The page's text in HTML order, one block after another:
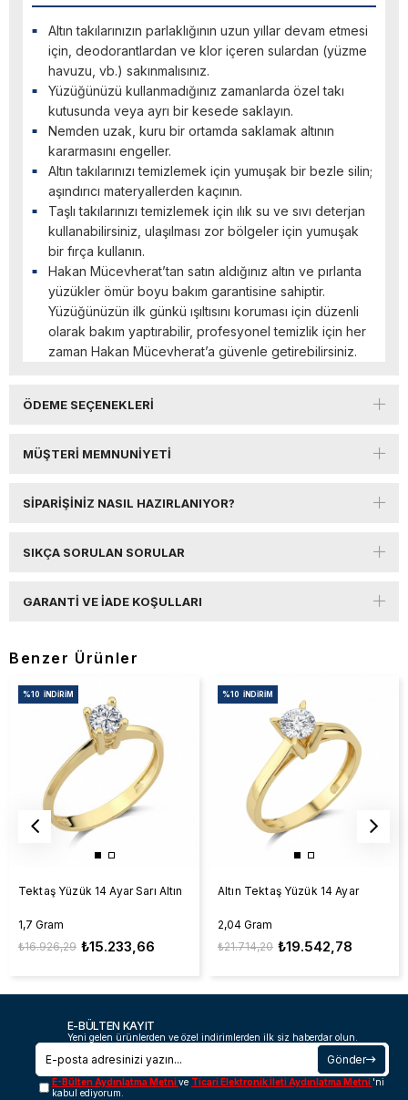
Altın takılarınızın parlaklığının uzun yıllar devam etmesi
için, deodorantlardan ve klor içeren sulardan (yüzme
havuzu, vb.) sakınmalısınız.
Yüzüğünüzü kullanmadığınız zamanlarda özel takı
kutusunda veya ayrı bir kesede saklayın.
Nemden uzak, kuru bir ortamda saklamak altının
kararmasını engeller.
Altın takılarınızı temizlemek için yumuşak bir bezle silin;
aşındırıcı materyallerden kaçının.
Taşlı takılarınızı temizlemek için ılık su ve sıvı deterjan
kullanabilirsiniz, ulaşılması zor bölgeler için yumuşak
bir fırça kullanın.
Hakan Mücevherat’tan satın aldığınız altın ve pırlanta
yüzükler ömür boyu bakım garantisine sahiptir.
Yüzüğünüzün ilk günkü ışıltısını koruması için düzenli
olarak bakım yaptırabilir, profesyonel temizlik için her
zaman Hakan Mücevherat’a güvenle getirebilirsiniz.
ÖDEME SEÇENEKLERI
MÜŞTERI MEMNUNIYETI
SIPARIŞINIZ NASIL HAZIRLANIYOR?
SIKÇA SORULAN SORULAR
GARANTI VE İADE KOŞULLARI
Benzer Ürünler
Tektaş Yüzük 14 Ayar Sarı Altın
1,7 Gram
₺15.233,66
₺16.926,29
%10 İNDIRIM
Altın Tektaş Yüzük 14 Ayar
2,04 Gram
₺19.542,78
₺21.714,20
%10 İNDIRIM
E-BÜLTEN KAYIT
Yeni gelen ürünlerden ve özel indirimlerden ilk siz haberdar olun.
Gönder
E-Bülten Aydınlatma Metnive Ticari Elektronik İleti Aydınlatma Metni 'ni
kabul ediyorum.